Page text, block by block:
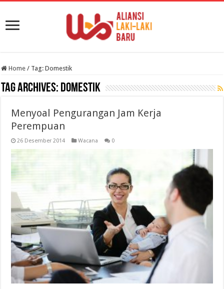
Home / Tag:Domestik
Tag Archives: Domestik
Menyoal Pengurangan Jam Kerja
Perempuan
26 Desember 2014 Wacana 0